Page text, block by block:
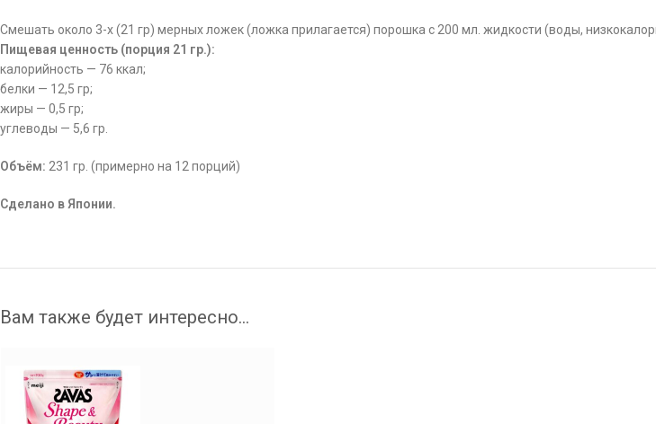
Смешать около 3-х (21 гр) мерных ложек (ложка прилагается) порошка с 200 мл. жидкости (воды,
Пищевая ценность (порция 21 гр.):
калорийность — 76 ккал;
белки — 12,5 гр;
жиры — 0,5 гр;
углеводы — 5,6 гр.
Объём: 231 гр. (примерно на 12 порций)
Сделано в Японии.
Вам также будет интересно…